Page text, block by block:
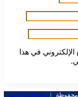
في هذا
Webs2Host تم